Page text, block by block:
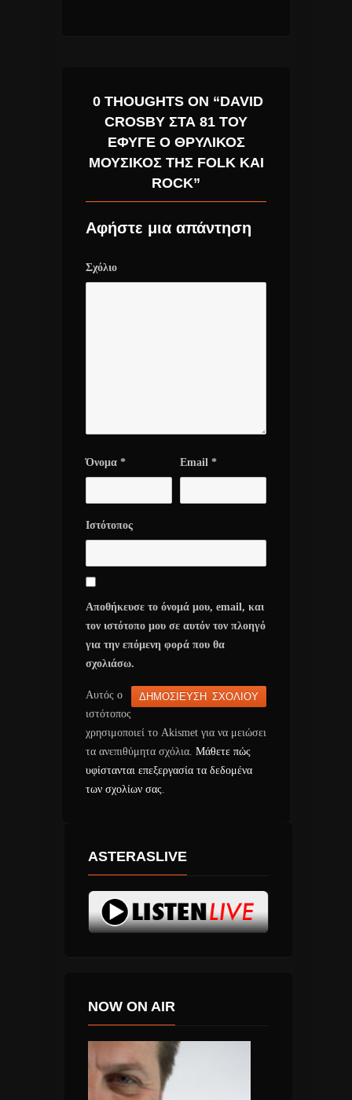
0 THOUGHTS ON “DAVID
CROSBY ΣΤΑ 81 ΤΟΥ
ΈΦΥΓΕ Ο ΘΡΥΛΙΚΌΣ
ΜΟΥΣΙΚΌΣ ΤΗΣ FOLK ΚΑΙ
ROCK”
Αφήστε μια απάντηση
Σχόλιο
Όνομα * Email *
Ιστότοπος
Αποθήκευσε το όνομά μου, email, και
τον ιστότοπο μου σε αυτόν τον πλοηγό
για την επόμενη φορά που θα
σχολιάσω.
Αυτός ο
ιστότοπος
χρησιμοποιεί το Akismet για να μειώσει
τα ανεπιθύμητα σχόλια. Μάθετε πώς
υφίστανται επεξεργασία τα δεδομένα
των σχολίων σας.
ASTERASLIVE
NOW ON AIR